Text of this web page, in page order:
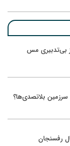
بی‌تدبیری مس
بلاتصدی‌ها؟
رفسنجان